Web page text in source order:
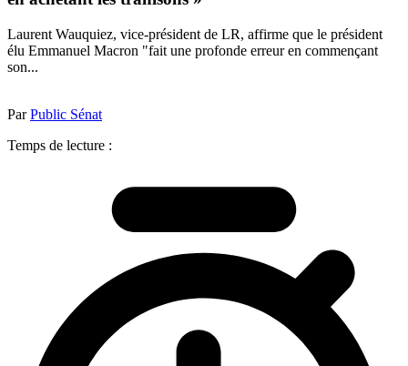
Laurent Wauquiez, vice-président de LR, affirme que le président
élu Emmanuel Macron "fait une profonde erreur en commençant
son...
ParPublic Sénat
Temps de lecture :